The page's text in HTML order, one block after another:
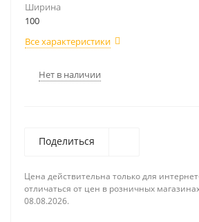
Ширина
100
Все характеристики
Нет в наличии
Поделиться
Цена действительна только для
отличаться от цен в розничных
08.08.2026.